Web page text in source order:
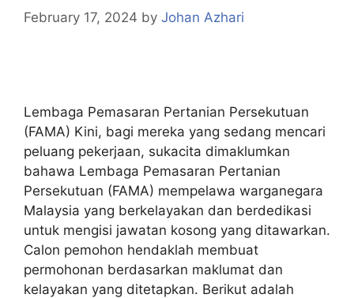
February 17, 2024 by Johan Azhari
Lembaga Pemasaran Pertanian Persekutuan
(FAMA) Kini, bagi mereka yang sedang mencari
peluang pekerjaan, sukacita dimaklumkan
bahawa Lembaga Pemasaran Pertanian
Persekutuan (FAMA) mempelawa warganegara
Malaysia yang berkelayakan dan berdedikasi
untuk mengisi jawatan kosong yang ditawarkan.
Calon pemohon hendaklah membuat
permohonan berdasarkan maklumat dan
kelayakan yang ditetapkan. Berikut adalah